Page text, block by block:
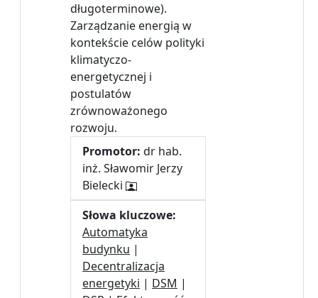
długoterminowe).
Zarządzanie energią w
kontekście celów polityki
klimatyczo-
energetycznej i
postulatów
zrównoważonego
rozwoju.
Promotor: dr hab.
inż. Sławomir Jerzy
Bielecki
Słowa kluczowe:
Automatyka
budynku |
Decentralizacja
energetyki | DSM |